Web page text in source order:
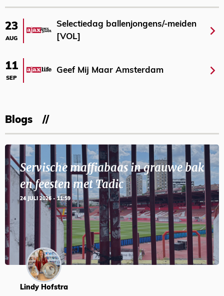
23
AUG
Selectiedag ballenjongens/-meiden
[VOL]
11
SEP
Geef Mij Maar Amsterdam
Blogs
Servische maffiabaas in grauwe bak
en feesten met Tadic
24 JULI 2026 - 11:59
Lindy Hofstra